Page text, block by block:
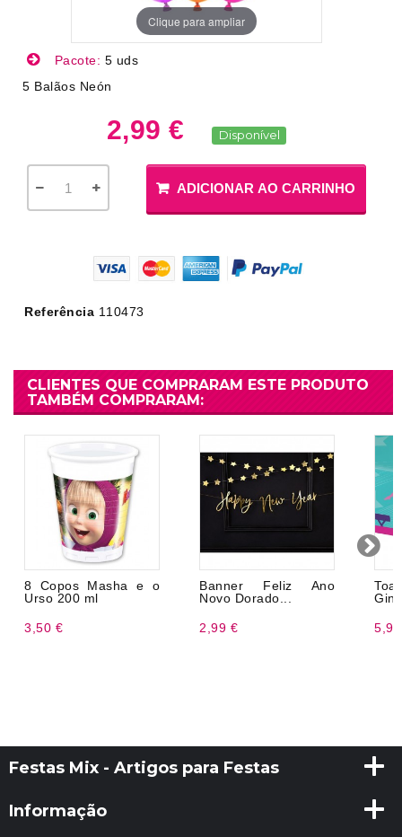
Clique para ampliar
Pacote: 5 uds
5 Balãos Neón
2,99 € Disponível
ADICIONAR AO CARRINHO
Referência 110473
CLIENTES QUE COMPRARAM ESTE PRODUTO
TAMBÉM COMPRARAM:
8 Copos Masha e o
Urso 200 ml
3,50 €
Banner Feliz Ano
Novo Dorado...
2,99 €
Festas Mix - Artigos para Festas
Informação